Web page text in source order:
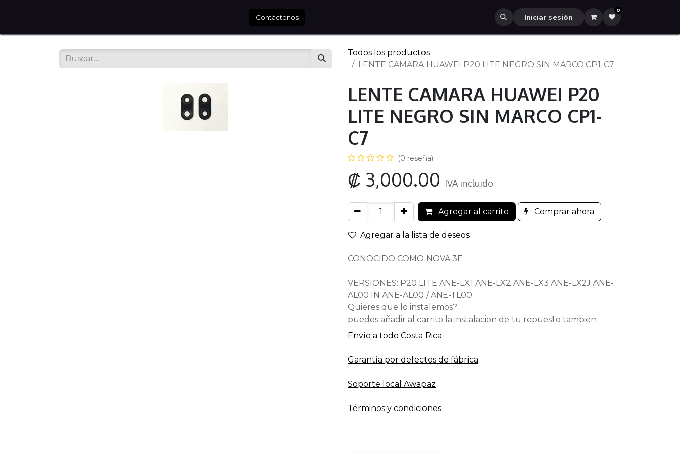
Contáctenos Iniciar sesión
0
Todos los productos
LENTE CAMARA HUAWEI P20 LITE NEGRO SIN MARCO CP1-C7
LENTE CAMARA HUAWEI P20
LITE NEGRO SIN MARCO CP1-
C7
(0 reseña)
₡ 3,000.00 IVA incluido
Agregar al carrito Comprar ahora
Agregar a la lista de deseos
CONOCIDO COMO NOVA 3E
VERSIONES: P20 LITE ANE-LX1 ANE-LX2 ANE-LX3 ANE-LX2J ANE-
AL00 IN ANE-AL00 / ANE-TL00.
Quieres que lo instalemos?
puedes añadir al carrito la instalacion de tu repuesto tambien
Envío a todo​ Costa Rica
Garantía por defectos de fábrica
Soporte local Awapaz
Términos y condiciones